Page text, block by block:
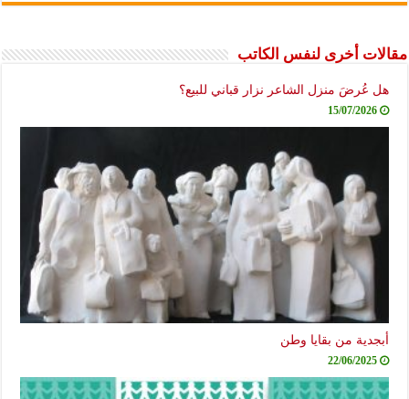
مقالات أخرى لنفس الكاتب
هل عُرضَ منزل الشاعر نزار قباني للبيع؟
15/07/2026
أبجدية من بقايا وطن
22/06/2025